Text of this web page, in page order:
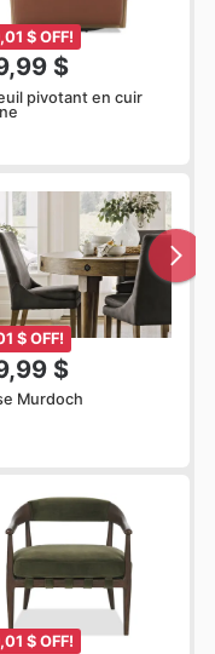
$ OFF!
$
pivotant en cuir
$ OFF!
$
Murdoch
$ OFF!